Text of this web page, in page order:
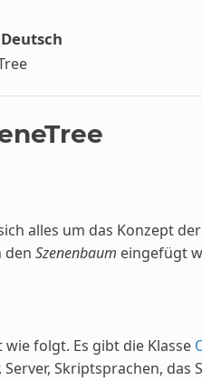
alles um das Konzept
den Szenenbaum eingefügt
folgt. Es gibt die Klasse
Skriptsprachen, das